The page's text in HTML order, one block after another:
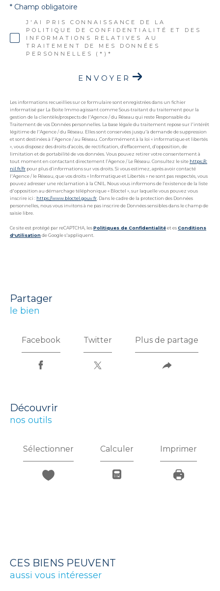
J'AI PRIS CONNAISSANCE DE LA
POLITIQUE DE CONFIDENTIALITÉ ET DES
INFORMATIONS RELATIVES AU
TRAITEMENT DE MES DONNÉES
PERSONNELLES (*)*
* Champ obligatoire
ENVOYER
Les informations recueillies sur ce formulaire sont enregistrées dans un fichier
informatisé par La Boite Immo agissant comme Sous-traitant du traitement pour la
gestion de la clientèle/prospects de l'Agence / du Réseau qui reste Responsable du
Traitement de vos Données personnelles. La base légale du traitement repose sur l'intérêt
légitime de l'Agence / du Réseau. Elles sont conservées jusqu'à demande de suppression
et sont destinées à l'Agence / au Réseau. Conformément à la loi « informatique et libertés
», vous disposez des droits d’accès, de rectification, d’effacement, d’opposition, de
limitation et de portabilité de vos données. Vous pouvez retirer votre consentement à
tout moment en contactant directement l’Agence / Le Réseau. Consultez le site https://c
nil.fr/fr pour plus d’informations sur vos droits. Si vous estimez, après avoir contacté
l'Agence / le Réseau, que vos droits « Informatique et Libertés » ne sont pas respectés, vous
pouvez adresser une réclamation à la CNIL. Nous vous informons de l’existence de la liste
d'opposition au démarchage téléphonique « Bloctel », sur laquelle vous pouvez vous
inscrire ici : https://www.bloctel.gouv.fr. Dans le cadre de la protection des Données
personnelles, nous vous invitons à ne pas inscrire de Données sensibles dans le champ de
saisie libre.
Ce site est protégé par reCAPTCHA, lesPolitiques de Confidentialitéet esConditions
d'utilisationde Google s'appliquent.
partager
le bien
Facebook Twitter Plus de partage
découvrir
nos outils
Sélectionner Calculer Imprimer
CES BIENS PEUVENT
aussi vous intéresser